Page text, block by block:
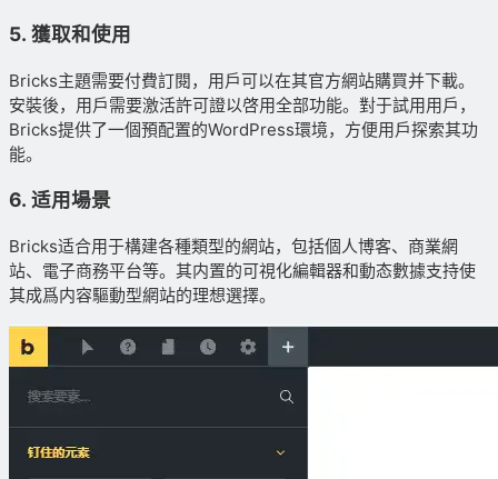
5. 獲取和使用
Bricks主題需要付費訂閱，用戶可以在其官方網站購買并下載。
安裝後，用戶需要激活許可證以啓用全部功能。對于試用用戶，
Bricks提供了一個預配置的WordPress環境，方便用戶探索其功
能。
6. 适用場景
Bricks适合用于構建各種類型的網站，包括個人博客、商業網
站、電子商務平台等。其内置的可視化編輯器和動态數據支持使
其成爲内容驅動型網站的理想選擇。